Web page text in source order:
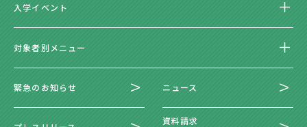
入学イベント
対象者別メニュー
緊急のお知らせ ニュース
資料請求